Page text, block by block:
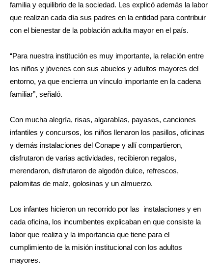
familia y equilibrio de la sociedad. Les explicó además la labor
que realizan cada día sus padres en la entidad para contribuir
con el bienestar de la población adulta mayor en el país.
“Para nuestra institución es muy importante, la relación entre
los niños y jóvenes con sus abuelos y adultos mayores del
entorno, ya que encierra un vínculo importante en la cadena
familiar”, señaló.
Con mucha alegría, risas, algarabías, payasos, canciones
infantiles y concursos, los niños llenaron los pasillos, oficinas
y demás instalaciones del Conape y allí compartieron,
disfrutaron de varias actividades, recibieron regalos,
merendaron, disfrutaron de algodón dulce, refrescos,
palomitas de maíz, golosinas y un almuerzo.
Los infantes hicieron un recorrido por las instalaciones y en
cada oficina, los incumbentes explicaban en que consiste la
labor que realiza y la importancia que tiene para el
cumplimiento de la misión institucional con los adultos
mayores.